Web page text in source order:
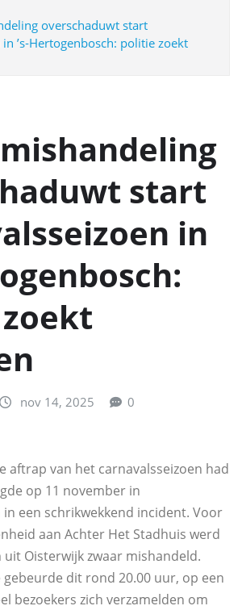
overschaduwt start
’s‑Hertogenbosch: politie zoekt
start
in
nov 14, 2025 0
aftrap van het carnavalsseizoen had
op 11 november in
in een schrikwekkend incident. Voor
aan Achter Het Stadhuis werd
uit Oisterwijk zwaar mishandeld.
dit rond 20.00 uur, op een
bezoekers zich verzamelden om